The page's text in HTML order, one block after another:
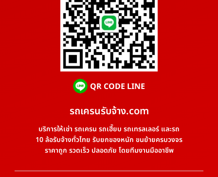
QR CODE LINE
รถเครนรับจ้าง.com
บริการให้เช่า รถเครน รถเฮี๊ยบ รถเทรลเลอร์ และรถ
10 ล้อรับจ้างทั่วไทย รับยกของหนัก ขนย้ายครบวงจร
ราคาถูก รวดเร็ว ปลอดภัย โดยทีมงานมืออาชีพ